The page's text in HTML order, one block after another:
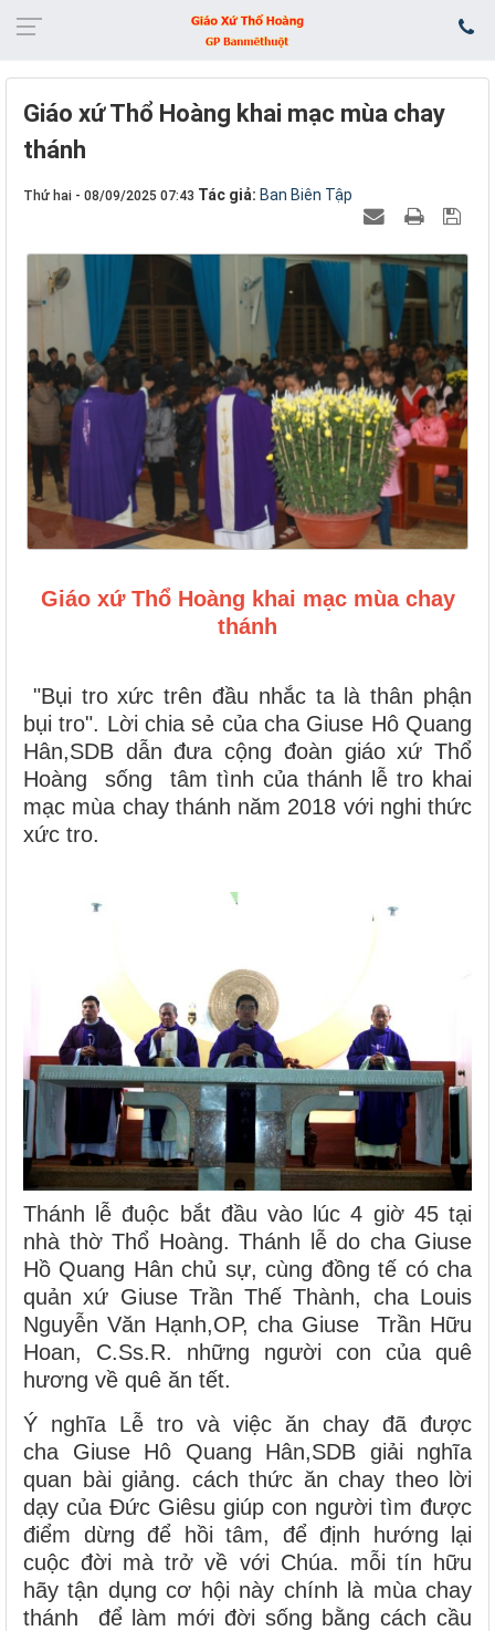
Giáo xứ Thổ Hoàng khai mạc mùa chay
thánh
Thứ hai - 08/09/2025 07:43 Tác giả: Ban Biên Tập
Giáo xứ Thổ Hoàng khai mạc mùa chay
thánh
"Bụi tro xức trên đầu nhắc ta là thân phận
bụi tro". Lời chia sẻ của cha Giuse Hô Quang
Hân,SDB dẫn đưa cộng đoàn giáo xứ Thổ
Hoàng sống tâm tình của thánh lễ tro khai
mạc mùa chay thánh năm 2018 với nghi thức
xức tro.
Thánh lễ đuộc bắt đầu vào lúc 4 giờ 45 tại
nhà thờ Thổ Hoàng. Thánh lễ do cha Giuse
Hồ Quang Hân chủ sự, cùng đồng tế có cha
quản xứ Giuse Trần Thế Thành, cha Louis
Nguyễn Văn Hạnh,OP, cha Giuse Trần Hữu
Hoan, C.Ss.R. những người con của quê
hương về quê ăn tết.
Ý nghĩa Lễ tro và việc ăn chay đã được
cha Giuse Hô Quang Hân,SDB giải nghĩa
quan bài giảng. cách thức ăn chay theo lời
dạy của Đức Giêsu giúp con người tìm được
điểm dừng để hồi tâm, để định hướng lại
cuộc đời mà trở về với Chúa. mỗi tín hữu
hãy tận dụng cơ hội này chính là mùa chay
thánh để làm mới đời sống bằng cách cầu